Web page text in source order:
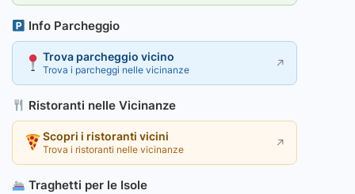
Info Parcheggio
Trova parcheggio vicino
Trova i parcheggi nelle vicinanze ↗
Ristoranti nelle Vicinanze
Scopri i ristoranti vicini
Trova i ristoranti nelle vicinanze ↗
Traghetti per le Isole